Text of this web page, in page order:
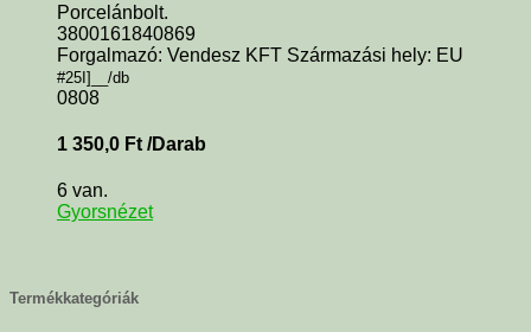
Porcelánbolt.
3800161840869
Forgalmazó: Vendesz KFT Származási hely: EU
#25I]__/db
0808
1 350,0 Ft /Darab
6 van.
Gyorsnézet
Termékkategóriák